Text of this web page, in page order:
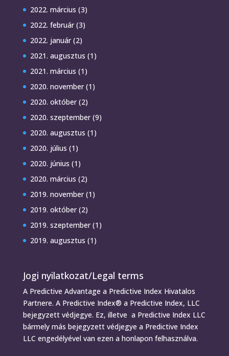
2022. március (3)
2022. február(3)
2022. január(2)
2021. augusztus (1)
2021. március (1)
2020. november(1)
2020. október(2)
2020. szeptember(9)
2020. augusztus (1)
2020. július (1)
2020. június (1)
2020. március (2)
2019. november(1)
2019. október(2)
2019. szeptember(1)
2019. augusztus (1)
Jogi nyilatkozat/Legal terms
A Predictive Advantage a Predictive Index Hivatalos
Partnere. A Predictive Index® a Predictive Index, LLC
bejegyzett védjegye. Ez, illetve a Predictive Index LLC
bármely más bejegyzett védjegye a Predictive Index
LLC engedélyével van ezen a honlapon felhasználva.